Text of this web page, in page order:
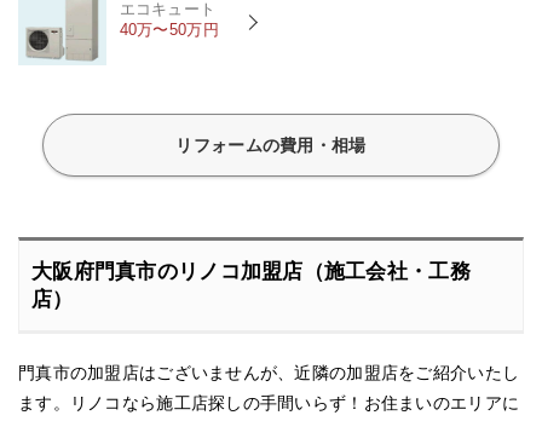
エコキュート
40万〜50万円
リフォームの費用・相場
大阪府門真市のリノコ加盟店（施工会社・工務
店）
門真市の加盟店はございませんが、近隣の加盟店をご紹介いたし
ます。リノコなら施工店探しの手間いらず！お住まいのエリアに